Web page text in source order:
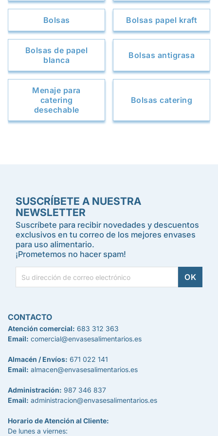
Bolsas Bolsas papel kraft
Bolsas de papel
blanca
Bolsas antigrasa
Menaje para
catering
desechable
Bolsas catering
SUSCRÍBETE A NUESTRA
NEWSLETTER
Suscríbete para recibir novedades y descuentos
exclusivos en tu correo de los mejores envases
para uso alimentario.
¡Prometemos no hacer spam!
CONTACTO
Atención comercial: 683 312 363
Email: comercial@envasesalimentarios.es
Almacén / Envíos: 671 022 141
Email: almacen@envasesalimentarios.es
Administración: 987 346 837
Email: administracion@envasesalimentarios.es
Horario de Atención al Cliente:
De lunes a viernes: